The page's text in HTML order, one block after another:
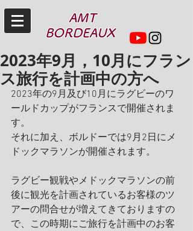
AMT
BORDEAUX
2023年9月，10月にフラン
ス旅行を計画中の方へ
2023年の9月及び10月にラグビーのワ
ールドカップがフランスで開催されま
す。
それに加え、ボルドーでは9月2日にメ
ドックマラソンが開催されます。
ラグビー観戦やメドックマラソンの前
後に観光を計画されているお客様のツ
アーの問合せが増えてきておりますの
で、この時期にご旅行を計画中のお客